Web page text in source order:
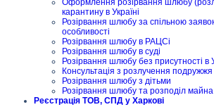
Оформлення розірвання шлюбу
карантину в Україні
Розірвання шлюбу за спільною
особливості
Розірвання шлюбу в РАЦСі
Розірвання шлюбу в суді
Розірвання шлюбу без присутності в
Консультація з розлучення подружжя
Розірвання шлюбу з дітьми
Розірвання шлюбу та розподіл майна
Реєстрація ТОВ, СПД у Харкові